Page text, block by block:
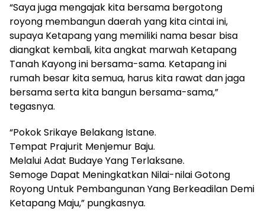
“Saya juga mengajak kita bersama bergotong
royong membangun daerah yang kita cintai ini,
supaya Ketapang yang memiliki nama besar bisa
diangkat kembali, kita angkat marwah Ketapang
Tanah Kayong ini bersama-sama. Ketapang ini
rumah besar kita semua, harus kita rawat dan jaga
bersama serta kita bangun bersama-sama,”
tegasnya.
“Pokok Srikaye Belakang Istane.
Tempat Prajurit Menjemur Baju.
Melalui Adat Budaye Yang Terlaksane.
Semoge Dapat Meningkatkan Nilai-nilai Gotong
Royong Untuk Pembangunan Yang Berkeadilan Demi
Ketapang Maju,” pungkasnya.